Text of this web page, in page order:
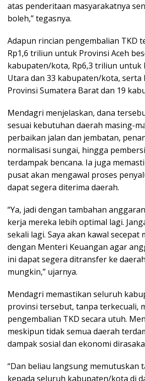
atas penderitaan masyarakatnya
boleh,” tegasnya.
Adapun rincian pengembalian TKD
Rp1,6 triliun untuk Provinsi Aceh
kabupaten/kota, Rp6,3 triliun untuk
Utara dan 33 kabupaten/kota,
Provinsi Sumatera Barat dan 19
Mendagri menjelaskan, dana
sesuai kebutuhan daerah masing-
perbaikan jalan dan jembatan,
normalisasi sungai, hingga
terdampak bencana. Ia juga
pusat akan mengawal proses
dapat segera diterima daerah.
“Ya, jadi dengan tambahan
kerja mereka lebih optimal lagi.
sekali lagi. Saya akan kawal secepat
dengan Menteri Keuangan agar
ini dapat segera ditransfer ke
mungkin,” ujarnya.
Mendagri memastikan seluruh
provinsi tersebut, tanpa terkecuali,
pengembalian TKD secara utuh.
meskipun tidak semua daerah
dampak sosial dan ekonomi
“Dan beliau langsung memutuskan
kepada seluruh kabupaten/kota di